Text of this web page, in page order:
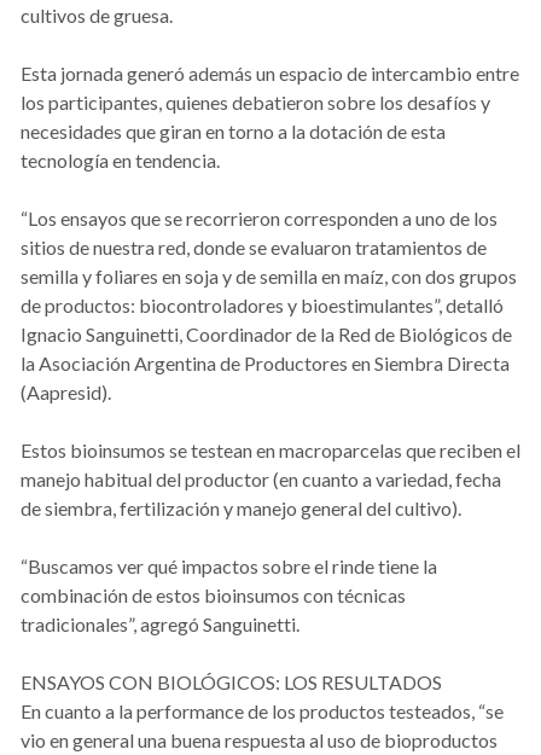
cultivos de gruesa.
Esta jornada generó además un espacio de intercambio entre
los participantes, quienes debatieron sobre los desafíos y
necesidades que giran en torno a la dotación de esta
tecnología en tendencia.
“Los ensayos que se recorrieron corresponden a uno de los
sitios de nuestra red, donde se evaluaron tratamientos de
semilla y foliares en soja y de semilla en maíz, con dos grupos
de productos: biocontroladores y bioestimulantes”, detalló
Ignacio Sanguinetti, Coordinador de la Red de Biológicos de
la Asociación Argentina de Productores en Siembra Directa
(Aapresid).
Estos bioinsumos se testean en macroparcelas que reciben el
manejo habitual del productor (en cuanto a variedad, fecha
de siembra, fertilización y manejo general del cultivo).
“Buscamos ver qué impactos sobre el rinde tiene la
combinación de estos bioinsumos con técnicas
tradicionales”, agregó Sanguinetti.
ENSAYOS CON BIOLÓGICOS: LOS RESULTADOS
En cuanto a la performance de los productos testeados, “se
vio en general una buena respuesta al uso de bioproductos